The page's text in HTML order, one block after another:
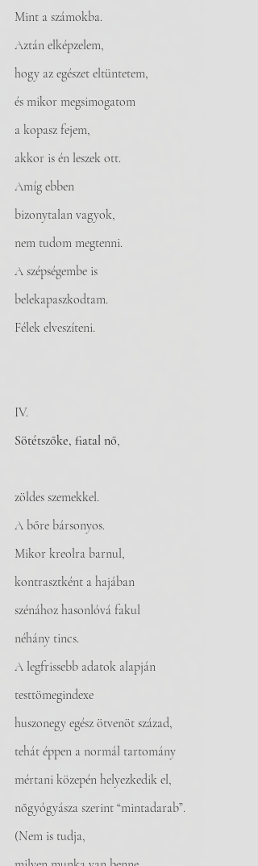
Mint a számokba.
Aztán elképzelem,
hogy az egészet eltüntetem,
és mikor megsimogatom
a kopasz fejem,
akkor is én leszek ott.
Amíg ebben
bizonytalan vagyok,
nem tudom megtenni.
A szépségembe is
belekapaszkodtam.
Félek elveszíteni.
IV.
Sötétszőke, fiatal nő,
zöldes szemekkel.
A bőre bársonyos.
Mikor kreolra barnul,
kontrasztként a hajában
szénához hasonlóvá fakul
néhány tincs.
A legfrissebb adatok alapján
testtömegindexe
huszonegy egész ötvenöt század,
tehát éppen a normál tartomány
mértani közepén helyezkedik el,
nőgyógyásza szerint “mintadarab”.
(Nem is tudja,